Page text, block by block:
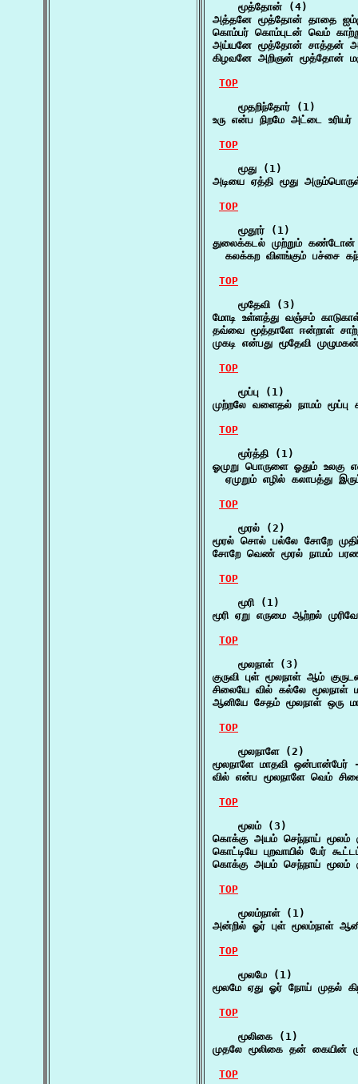
    மூத்தோன் (4)
அத்தனே மூத்தோன் தாதை
கொம்பர் கொம்புடன் வெம்
அய்யனே மூத்தோன் சாத்தன்
கிழவனே அறிஞன் மூத்தோன்
TOP
    மூதறிந்தோர் (1)
உரு என்ப நிறமே அட்டை
TOP
    மூது (1)
அடியை ஏத்தி மூது
TOP
    மூதூர் (1)
துலைக்கடல் முற்றும்
கலக்கற விளங்கும் பச்சை
TOP
    மூதேவி (3)
மோடி உள்ளத்து வஞ்சம்
தவ்வை மூத்தாளே ஈன்றாள்
முகடி என்பது மூதேவி
TOP
    மூப்பு (1)
முற்றலே வளைதல் நாமம்
TOP
    மூர்த்தி (1)
ஓமுறு பொருளை ஓதும் உலகு
ஏமுறும் எழில் கலாபத்து
TOP
    மூரல் (2)
மூரல் சொல் பல்லே சோறே
சோறே வெண் மூரல் நாமம்
TOP
    மூரி (1)
மூரி ஏறு எருமை ஆற்றல்
TOP
    மூலநாள் (3)
குருவி புள் மூலநாள் ஆம்
சிலையே வில் கல்லே
ஆனியே சேதம் மூலநாள் ஒரு
TOP
    மூலநாளே (2)
மூலநாளே மாதவி
வில் என்ப மூலநாளே வெம்
TOP
    மூலம் (3)
கொக்கு அயம் செந்நாய் மூலம்
கொட்டியே புறவாயில் பேர்
கொக்கு அயம் செந்நாய் மூலம்
TOP
    மூலம்நாள் (1)
அன்றில் ஓர் புள் மூலம்நாள்
TOP
    மூலமே (1)
மூலமே ஏது ஓர் நோய் முதல்
TOP
    மூலிகை (1)
முதலே மூலிகை தன் கையின்
TOP